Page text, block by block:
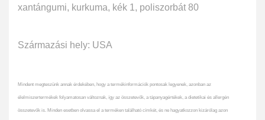
xantángumi, kurkuma, kék 1, poliszorbát 80
Származási hely: USA
Mindent megteszünk annak érdekében, hogy a termékinformációk pontosak legyenek, azonban az
élelmiszertermékek folyamatosan változnak, így az összetevők, a tápanyagértékek, a dietetikai és allergén
összetevők is. Minden esetben olvassa el a terméken található címkét, és ne hagyatkozzon kizárólag azon